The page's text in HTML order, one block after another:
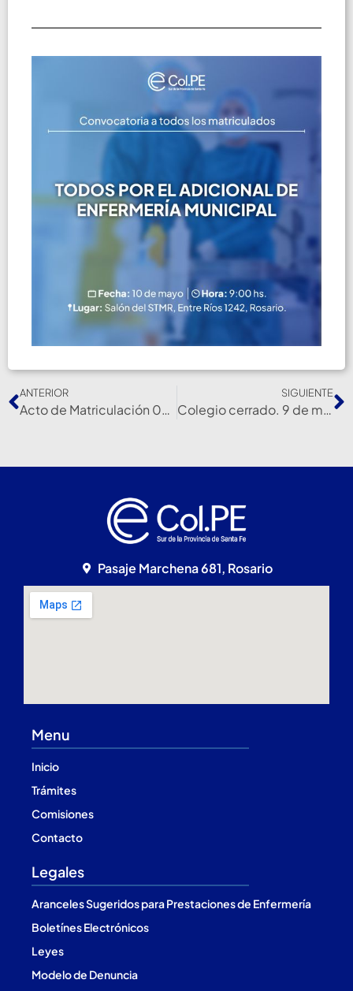
ANTERIOR
Acto de Matriculación 02-05-24
SIGUIENTE
Colegio cerrado. 9 de mayo 2024
Pasaje Marchena 681, Rosario
Menu
Inicio
Trámites
Comisiones
Contacto
Legales
Aranceles Sugeridos para Prestaciones de Enfermería
Boletínes Electrónicos
Leyes
Modelo de Denuncia